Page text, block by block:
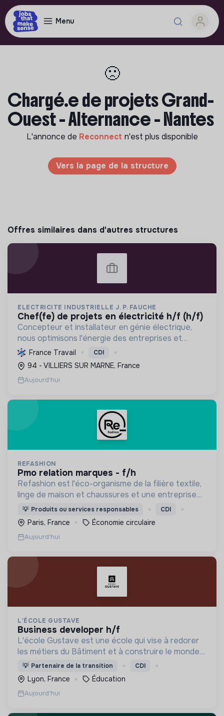
Menu
🙁
Chargé.e de projets Grand-
Ouest - Alternance - Nantes
L'annonce de Reconnect n'est plus disponible
Vers la page de la structure
Offres similaires dans d'autres structures
ELECTRICITE INDUSTRIELLE J. P. FAUCHE
chef(fe) de projets en électricité h/f (h/f)
Concepteur et installateur en génie électrique,
nous optimisons l'énergie des entreprises et
collectivités. Engagés dans la transition
écologique avec le Label RGE, nous offrons des
solutions innovant...
France Travail CDI
94 - VILLIERS SUR MARNE, France
Aujourd'hui
REFASHION
pmo relation marques - f/h
Refashion est l'éco-organisme de la filière textile,
linge de maison et chaussures et une entreprise
privée à but non lucratif, agréée, depuis 2009, par
le Ministère de la Transition écologique.
💡 Produits ou services responsables CDI
Paris, France Économie circulaire
Aujourd'hui
L'ÉCOLE GUSTAVE
business developer h/f
L'école Gustave est une école qui vise à redorer
les métiers du Bâtiment et à construire le monde
de demain. Notre ESS recrute ses apprenants en
fonction de leur motivation et non de leur diplôme.
💡 Partenaire de la transition CDI
Lyon, France Éducation
Aujourd'hui